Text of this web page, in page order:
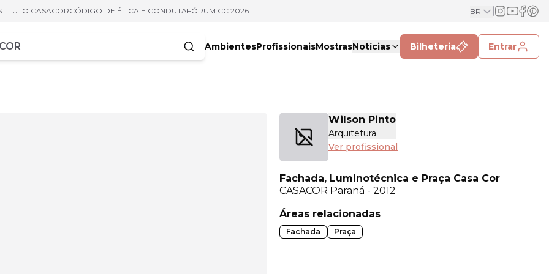
CASACORCÓDIGO DE ÉTICA E CONDUTAFÓRUM CC 2026 BR
AmbientesProfissionaisMostrasNotícias Bilheteria Entrar
Wilson Pinto
Arquitetura
Ver profissional
Fachada, Luminotécnica e Praça Casa Cor
CASACOR Paraná - 2012
Áreas relacionadas
Fachada Praça